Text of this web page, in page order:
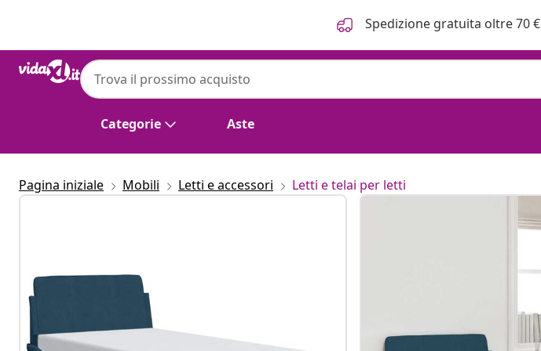
Spedizione gratuita oltre 70 €
Categorie Aste
Pagina iniziale Mobili Letti e accessori Letti e telai per letti